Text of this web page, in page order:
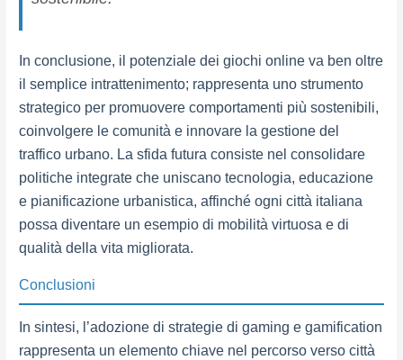
In conclusione, il potenziale dei giochi online va ben oltre
il semplice intrattenimento; rappresenta uno strumento
strategico per promuovere comportamenti più sostenibili,
coinvolgere le comunità e innovare la gestione del
traffico urbano. La sfida futura consiste nel consolidare
politiche integrate che uniscano tecnologia, educazione
e pianificazione urbanistica, affinché ogni città italiana
possa diventare un esempio di mobilità virtuosa e di
qualità della vita migliorata.
Conclusioni
In sintesi, l’adozione di strategie di gaming e gamification
rappresenta un elemento chiave nel percorso verso città